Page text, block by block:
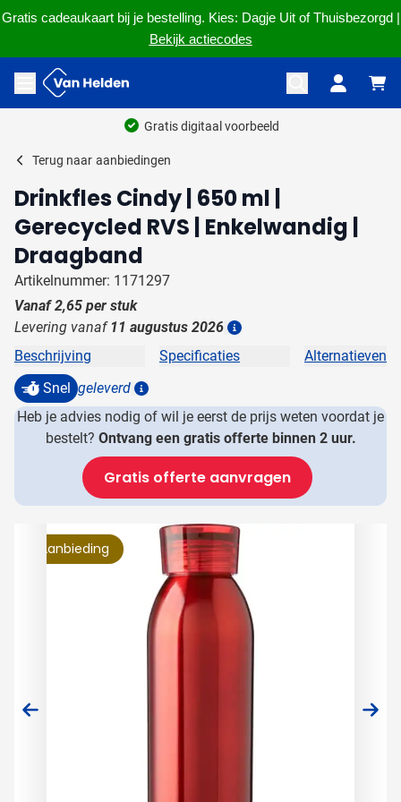
Gratis cadeaukaart bij je bestelling. Kies: Dagje Uit of Thuisbezorgd |
Bekijk actiecodes
Ga naar de inhoud
Menu openen
Gratis digitaal voorbeeld
Terug naar aanbiedingen
Snel
geleverd
Details
Drinkfles Cindy | 650 ml |
Gerecycled RVS | Enkelwandig |
Draagband
Artikelnummer: 1171297
Vanaf2,65 per stuk
Levering vanaf 11 augustus 2026
Beschrijving Specificaties Alternatieven
Heb je advies nodig of wil je eerst de prijs weten voordat je
bestelt? Ontvang een gratis offerte binnen 2 uur.
Gratis offerte aanvragen
Aanbieding
Hoofdafbeelding
Klik om afbeelding op volledig scherm te bekijken